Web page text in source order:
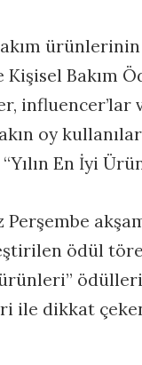
Bakım
influencer’lar
oy
En İyi
ödül
ile dikkat